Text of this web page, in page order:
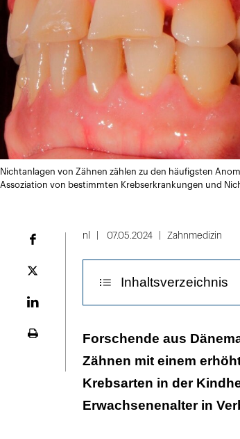
Nichtanlagen von Zähnen zählen zu den häufigsten
Assoziation von bestimmten Krebserkrankungen und
Plattform
nl 07.05.2024 Zahnmedizin
Inhaltsverzeichnis
Eine genetische
Forschende aus
Zähnen mit einem
Krebsarten in der
Erwachsenenalter in